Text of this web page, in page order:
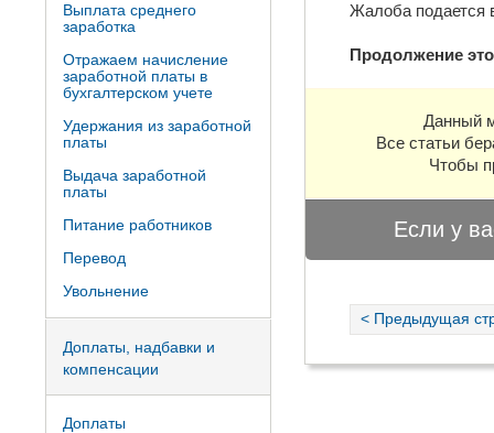
Жалоба подается
Продолжение
Данный
Все статьи
Чтобы
Если у
< Предыдущая
Выплата среднего
заработка
Отражаем начисление
заработной платы в
бухгалтерском учете
Удержания из заработной
платы
Выдача заработной
платы
Питание работников
Перевод
Увольнение
Доплаты, надбавки и
компенсации
Доплаты